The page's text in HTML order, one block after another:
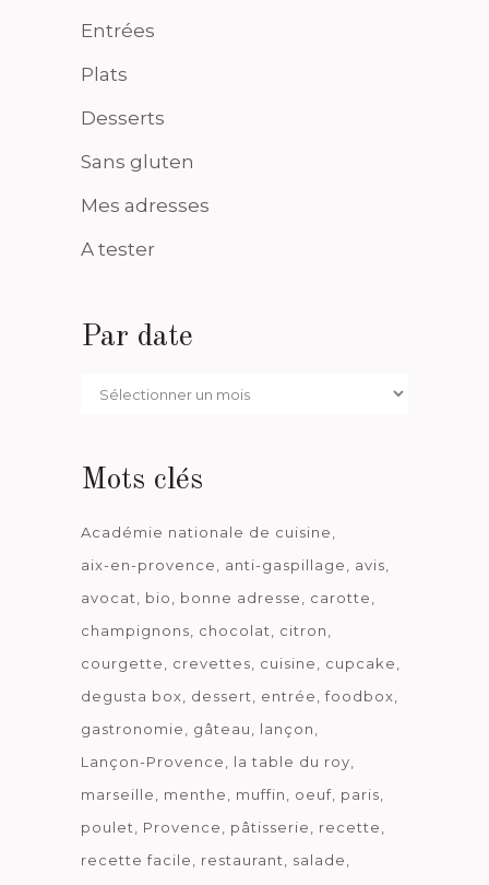
Entrées
Plats
Desserts
Sans gluten
Mes adresses
A tester
Par date
Par
Mots clés
Académie nationale de cuisine
aix-en-provence
anti-gaspillage
avis
avocat
bio bonne adresse
carotte
champignons
chocolat
citron
courgette
crevettes cuisine
cupcake
degusta box
dessert entrée
foodbox
gastronomie
gâteau
lançon
Lançon-Provence
la table du roy
marseille
menthe muffin oeuf paris
poulet
Provence pâtisserie
recette
recette facile
restaurant
salade